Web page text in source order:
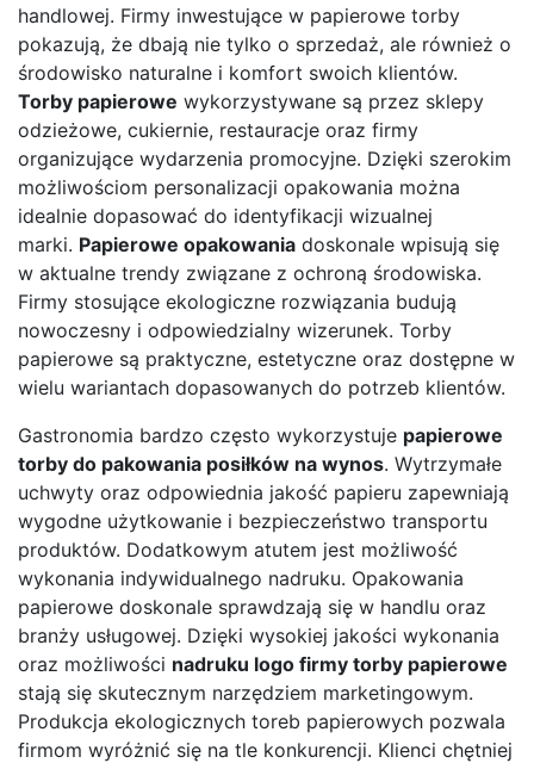
handlowej. Firmy inwestujące w papierowe torby
pokazują, że dbają nie tylko o sprzedaż, ale również o
środowisko naturalne i komfort swoich klientów.
Torby papierowe wykorzystywane są przez sklepy
odzieżowe, cukiernie, restauracje oraz firmy
organizujące wydarzenia promocyjne. Dzięki szerokim
możliwościom personalizacji opakowania można
idealnie dopasować do identyfikacji wizualnej
marki. Papierowe opakowania doskonale wpisują się
w aktualne trendy związane z ochroną środowiska.
Firmy stosujące ekologiczne rozwiązania budują
nowoczesny i odpowiedzialny wizerunek. Torby
papierowe są praktyczne, estetyczne oraz dostępne w
wielu wariantach dopasowanych do potrzeb klientów.
Gastronomia bardzo często wykorzystuje papierowe
torby do pakowania posiłków na wynos. Wytrzymałe
uchwyty oraz odpowiednia jakość papieru zapewniają
wygodne użytkowanie i bezpieczeństwo transportu
produktów. Dodatkowym atutem jest możliwość
wykonania indywidualnego nadruku. Opakowania
papierowe doskonale sprawdzają się w handlu oraz
branży usługowej. Dzięki wysokiej jakości wykonania
oraz możliwości nadruku logo firmy torby papierowe
stają się skutecznym narzędziem marketingowym.
Produkcja ekologicznych toreb papierowych pozwala
firmom wyróżnić się na tle konkurencji. Klienci chętniej